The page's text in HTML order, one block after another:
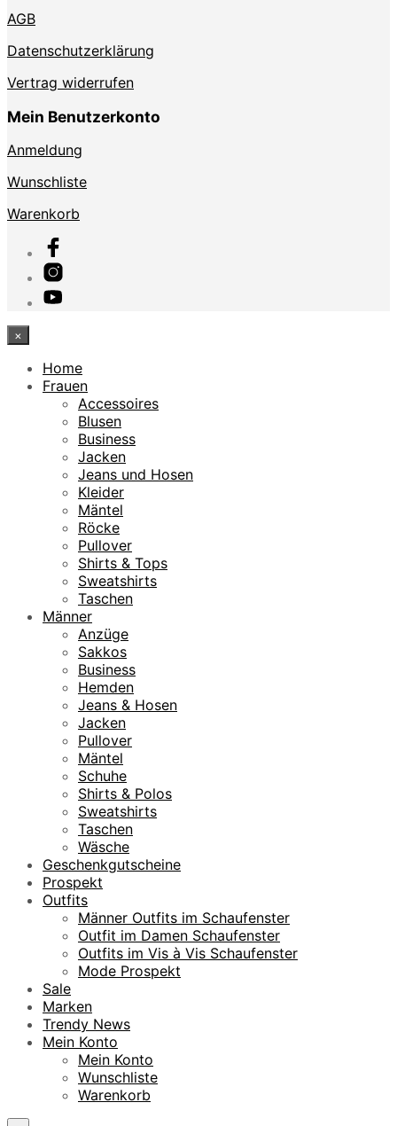
AGB
Datenschutzerklärung
Vertrag widerrufen
Mein Benutzerkonto
Anmeldung
Wunschliste
Warenkorb
×
Home
Frauen
Accessoires
Blusen
Business
Jacken
Jeans und Hosen
Kleider
Mäntel
Röcke
Pullover
Shirts & Tops
Sweatshirts
Taschen
Männer
Anzüge
Sakkos
Business
Hemden
Jeans & Hosen
Jacken
Pullover
Mäntel
Schuhe
Shirts & Polos
Sweatshirts
Taschen
Wäsche
Geschenkgutscheine
Prospekt
Outfits
Männer Outfits im Schaufenster
Outfit im Damen Schaufenster
Outfits im Vis à Vis Schaufenster
Mode Prospekt
Sale
Marken
Trendy News
Mein Konto
Mein Konto
Wunschliste
Warenkorb